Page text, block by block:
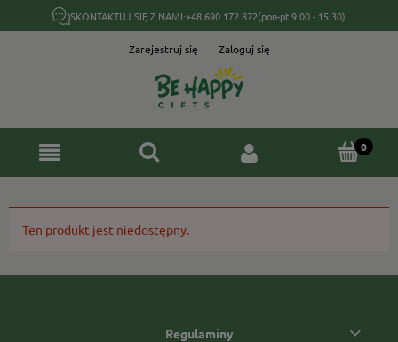
SKONTAKTUJ SIĘ Z NAMI:+48 690 172 872(pon-pt 9:00 - 15:30)
Zarejestruj się Zaloguj się
Ten produkt jest niedostępny.
Regulaminy